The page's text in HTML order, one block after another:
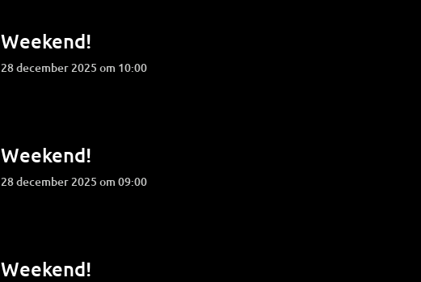
Weekend!
28 december 2025 om 10:00
Weekend!
28 december 2025 om 09:00
Weekend!